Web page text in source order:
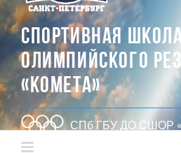
СПОРТИВНАЯ
ОЛИМПИЙСКОГО
«КОМЕТА»
СПб ГБУ ДО СШОР